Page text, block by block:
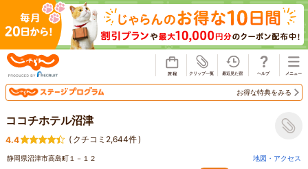
お得な特典をみる
ココチホテル沼津
4.4 ( クチコミ2,644件)
静岡県沼津市高島町１－１２ 地図・アクセス